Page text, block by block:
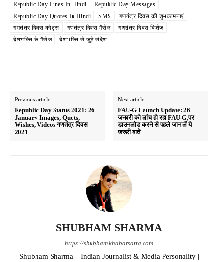
Republic Day Lines In Hindi
Republic Day Messages
Republic Day Quotes In Hindi
SMS
गणतंत्र दिवस की शुभकामनाएं
गणतंत्र दिवस कोट्स
गणतंत्र दिवस मैसेज
गणतंत्र दिवस विशेज
देशभक्ति के मैसेज
देशभक्ति से जुड़े संदेश
Previous article
Republic Day Status 2021: 26
January Images, Quots,
Wishes, Videos गणतंत्र दिवस
2021
Next article
FAU-G Launch Update: 26
जनवरी को लांच हो रहा FAU-G,पर
डाउनलोड करने से पहले जान लें ये
जरूरी बातें
SHUBHAM SHARMA
https://shubham.khabarsatta.com
Shubham Sharma – Indian Journalist & Media Personality |